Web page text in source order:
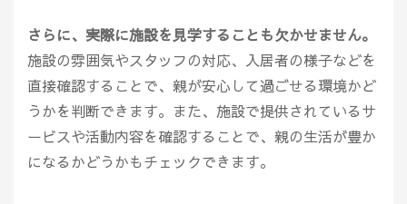
さらに、実際に施設を見学することも欠かせません。
施設の雰囲気やスタッフの対応、入居者の様子などを
直接確認することで、親が安心して過ごせる環境かど
うかを判断できます。また、施設で提供されているサ
ービスや活動内容を確認することで、親の生活が豊か
になるかどうかもチェックできます。